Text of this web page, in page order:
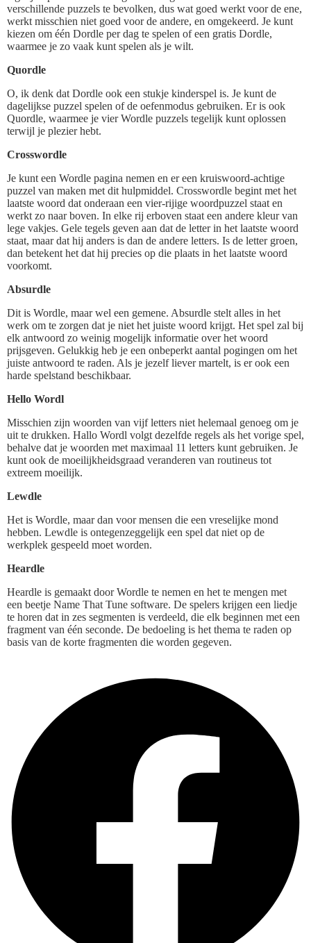
verschillende puzzels te bevolken, dus wat goed werkt voor de ene,
werkt misschien niet goed voor de andere, en omgekeerd. Je kunt
kiezen om één Dordle per dag te spelen of een gratis Dordle,
waarmee je zo vaak kunt spelen als je wilt.
Quordle
O, ik denk dat Dordle ook een stukje kinderspel is. Je kunt de
dagelijkse puzzel spelen of de oefenmodus gebruiken. Er is ook
Quordle, waarmee je vier Wordle puzzels tegelijk kunt oplossen
terwijl je plezier hebt.
Crosswordle
Je kunt een Wordle pagina nemen en er een kruiswoord-achtige
puzzel van maken met dit hulpmiddel. Crosswordle begint met het
laatste woord dat onderaan een vier-rijige woordpuzzel staat en
werkt zo naar boven. In elke rij erboven staat een andere kleur van
lege vakjes. Gele tegels geven aan dat de letter in het laatste woord
staat, maar dat hij anders is dan de andere letters. Is de letter groen,
dan betekent het dat hij precies op die plaats in het laatste woord
voorkomt.
Absurdle
Dit is Wordle, maar wel een gemene. Absurdle stelt alles in het
werk om te zorgen dat je niet het juiste woord krijgt. Het spel zal bij
elk antwoord zo weinig mogelijk informatie over het woord
prijsgeven. Gelukkig heb je een onbeperkt aantal pogingen om het
juiste antwoord te raden. Als je jezelf liever martelt, is er ook een
harde spelstand beschikbaar.
Hello Wordl
Misschien zijn woorden van vijf letters niet helemaal genoeg om je
uit te drukken. Hallo Wordl volgt dezelfde regels als het vorige spel,
behalve dat je woorden met maximaal 11 letters kunt gebruiken. Je
kunt ook de moeilijkheidsgraad veranderen van routineus tot
extreem moeilijk.
Lewdle
Het is Wordle, maar dan voor mensen die een vreselijke mond
hebben. Lewdle is ontegenzeggelijk een spel dat niet op de
werkplek gespeeld moet worden.
Heardle
Heardle is gemaakt door Wordle te nemen en het te mengen met
een beetje Name That Tune software. De spelers krijgen een liedje
te horen dat in zes segmenten is verdeeld, die elk beginnen met een
fragment van één seconde. De bedoeling is het thema te raden op
basis van de korte fragmenten die worden gegeven.